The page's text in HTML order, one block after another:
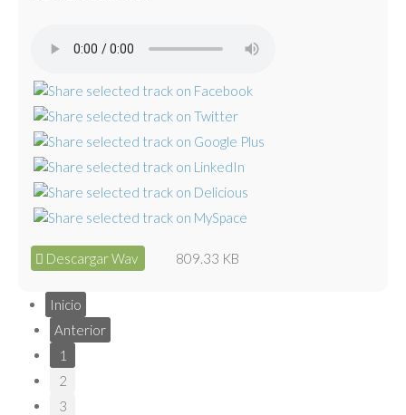
Descargar Wav 809.33 KB
Inicio
Anterior
1
2
3